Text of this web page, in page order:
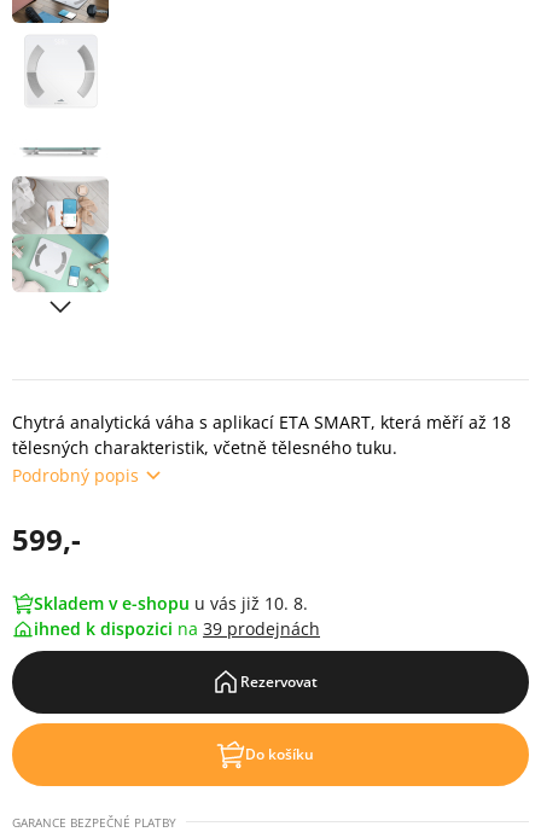
Chytrá analytická váha s aplikací ETA SMART, která měří až 18
tělesných charakteristik, včetně tělesného tuku.
Podrobný popis
599,-
Skladem v e-shopu u vás již 10. 8.
ihned k dispozici na 39 prodejnách
Rezervovat
Do košíku
GARANCE BEZPEČNÉ PLATBY